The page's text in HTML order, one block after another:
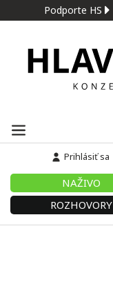
Podporte HS
Prihlásiť sa
NAŽIVO
ROZHOVORY